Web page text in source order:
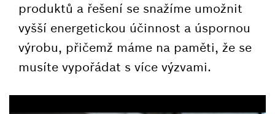
produktů a řešení se snažíme umožnit
vyšší energetickou účinnost a úspornou
výrobu, přičemž máme na paměti, že se
musíte vypořádat s více výzvami.